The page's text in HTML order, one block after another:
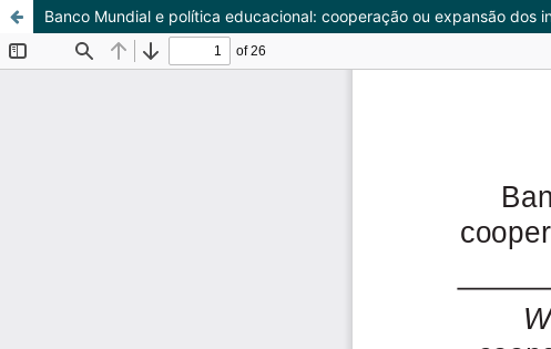
Banco Mundial e política educacional: cooperação ou expansão dos